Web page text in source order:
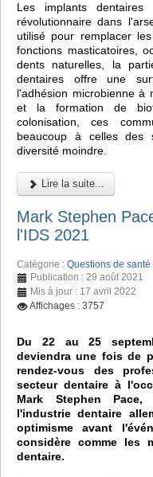
Les implants dentaires
révolutionnaire dans
utilisé pour remplacer
fonctions masticatoires,
dents naturelles, la
dentaires offre une
l'adhésion microbienne à
et la formation de
colonisation, ces
beaucoup à celles des
diversité moindre.
Lire la suite...
Mark Stephen
l'IDS 2021
Catégorie : Questions de santé
Publication : 29 août 2021
Mis à jour : 17 avril 2022
Affichages : 3757
Du 22 au 25
deviendra une fois de
rendez-vous des
secteur dentaire à
Mark Stephen
l'industrie dentaire
optimisme avant
considère comme les
dentaire.